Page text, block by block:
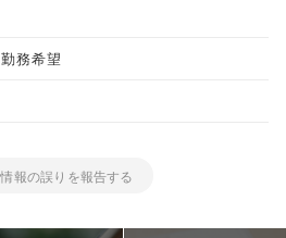
務希望
報の誤りを報告する